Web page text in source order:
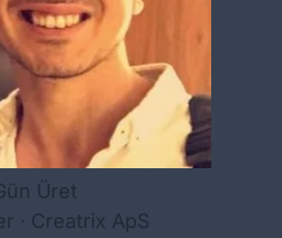
Üret
· Creatrix ApS